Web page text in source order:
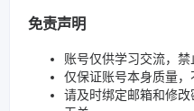
免责声明
账号仅供学习交流，
仅保证账号本身质量
请及时绑定邮箱和修